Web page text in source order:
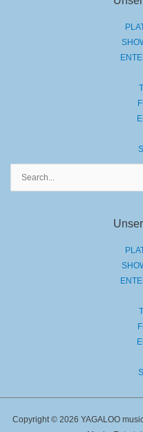
Copyright © 2026 YAGALOO